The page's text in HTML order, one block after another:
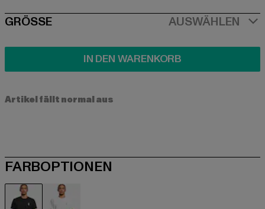
SIZE
GRÖSSE AUSWÄHLEN
IN DEN WARENKORB
Artikel fällt normal aus
FARBOPTIONEN